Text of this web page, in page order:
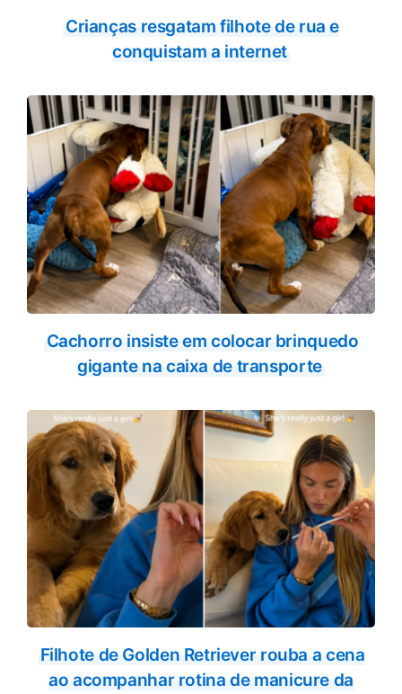
Crianças resgatam filhote de rua e
conquistam a internet
Cachorro insiste em colocar brinquedo
gigante na caixa de transporte
Filhote de Golden Retriever rouba a cena
ao acompanhar rotina de manicure da